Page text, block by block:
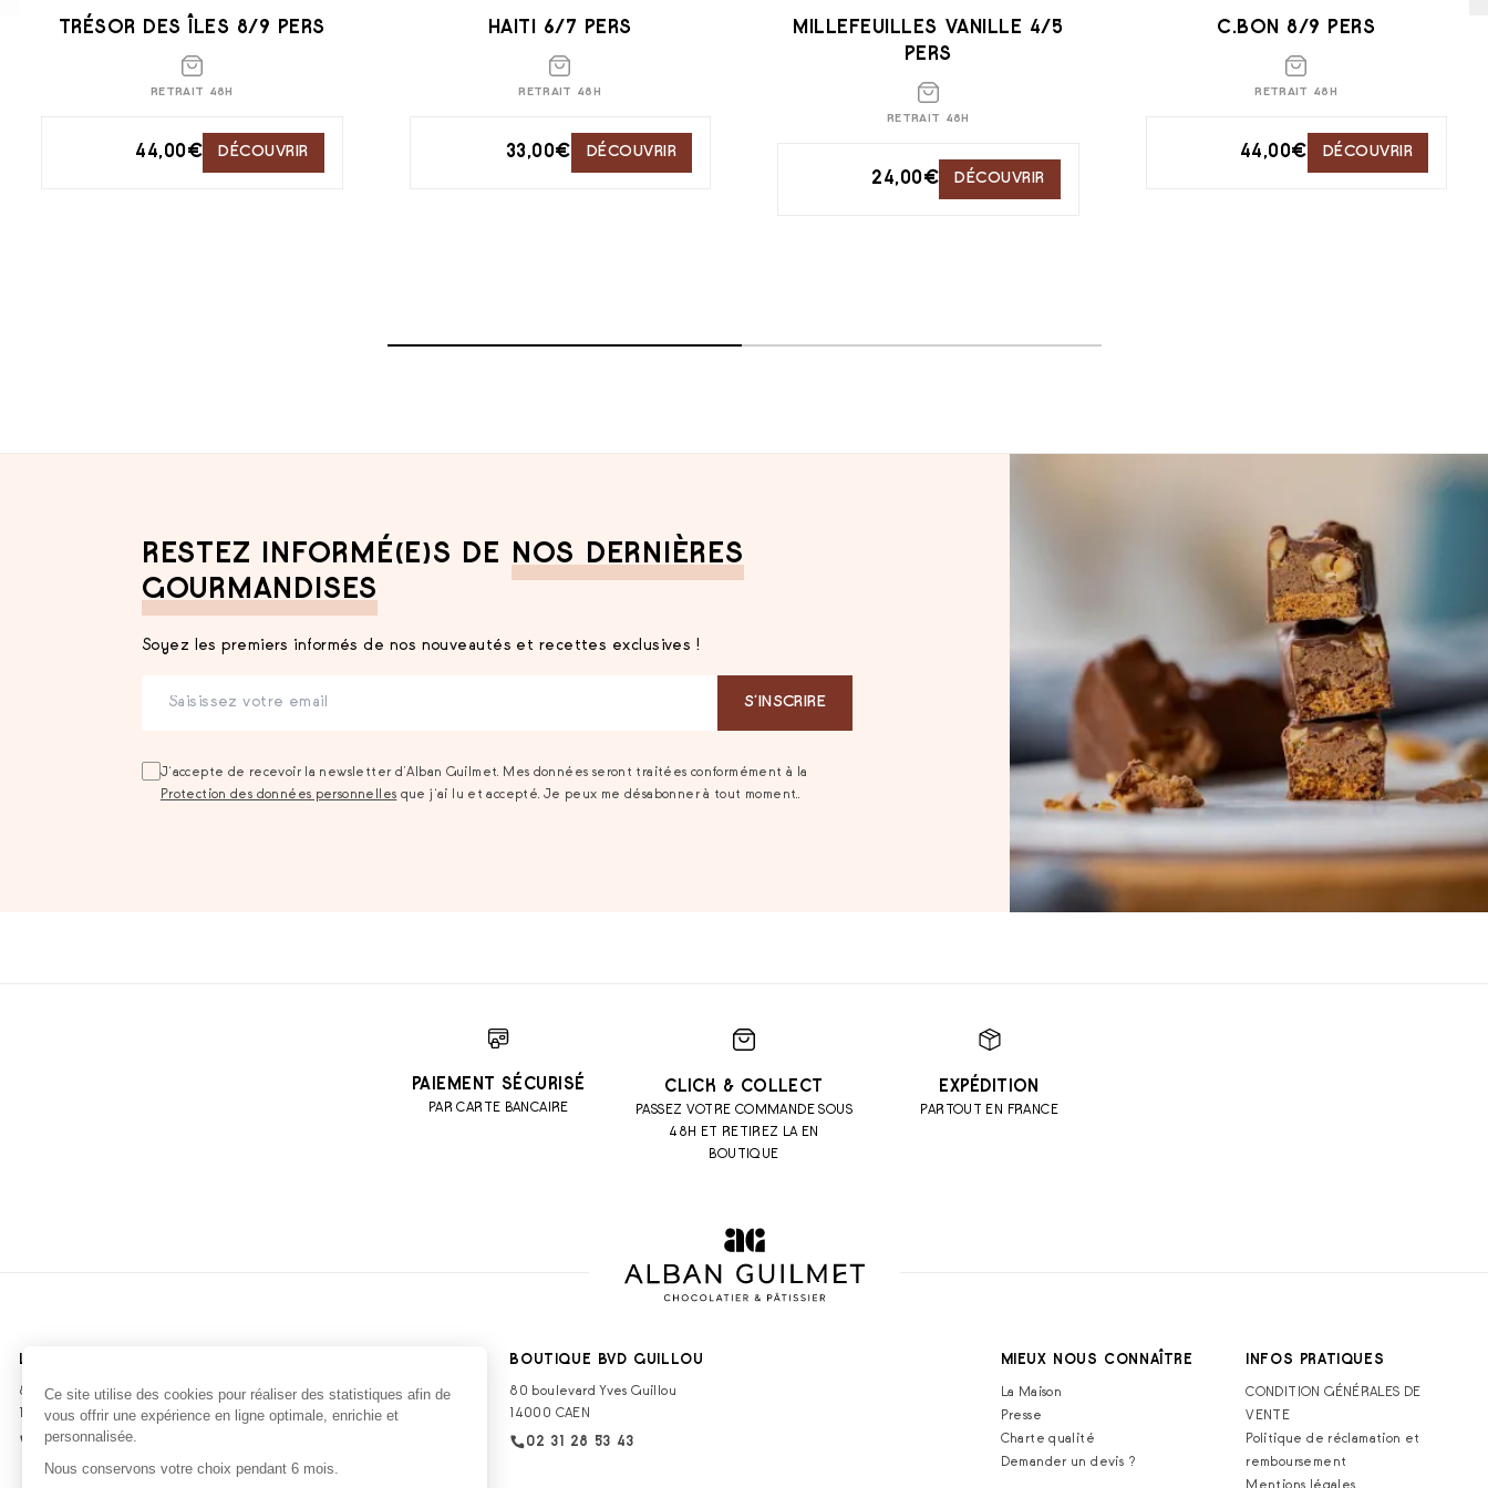
TRÉSOR DES ÎLES 8/9 PERS
RETRAIT 48H
44,00€ DÉCOUVRIR
HAITI 6/7 PERS
RETRAIT 48H
33,00€ DÉCOUVRIR
MILLEFEUILLES VANILLE 4/5
PERS
RETRAIT 48H
24,00€ DÉCOUVRIR
C.BON 8/9 PERS
RETRAIT 48H
44,00€ DÉCOUVRIR
RESTEZ INFORMÉ(E)S DE
NOS DERNIÈRES
GOURMANDISES
Soyez les premiers informés de nos nouveautés et recettes exclusives !
S‘INSCRIRE
J‘accepte de recevoir la newsletter d’Alban Guilmet. Mes données seront traitées conformément à la
Protection des données personnelles que j‘ai lu et accepté. Je peux me désabonner à tout moment..
PAIEMENT SÉCURISÉ
PAR CARTE BANCAIRE
CLICK & COLLECT
PASSEZ VOTRE COMMANDE SOUS
48H ET RETIREZ LA EN
BOUTIQUE
EXPÉDITION
PARTOUT EN FRANCE
LA CHOCOLATERIE
82 boulevard Yves Guillou
14000 CAEN
02 31 73 34 90
6 rue Saint-Jean
14000 CAEN
BOUTIQUE BVD GUILLOU
80 boulevard Yves Guillou
14000 CAEN
02 31 28 53 43
MIEUX NOUS CONNAÎTRE
La Maison
Presse
Charte qualité
Demander un devis ?
INFOS PRATIQUES
CONDITION GÉNÉRALES DE
VENTE
Politique de réclamation et
remboursement